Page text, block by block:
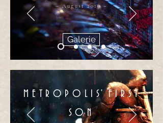
– August 2019 –
Galerie
METROPOLI S'FIRST
SON